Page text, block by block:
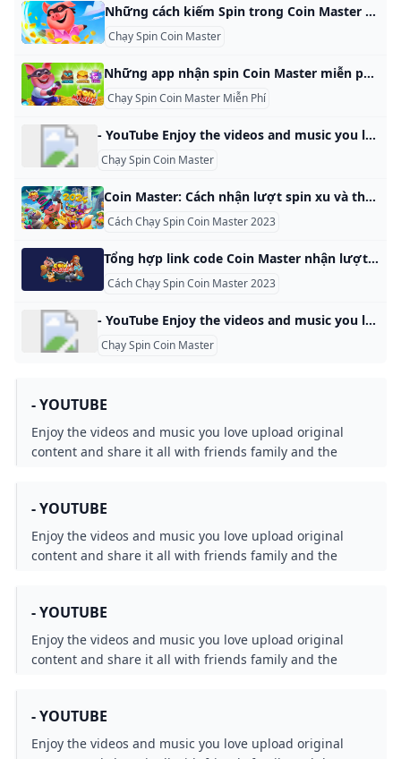
Những cách kiếm Spin trong Coin Master Cách kiếm Spin trong Coin Master không thiếu, chủ yếu là bạn phải chăm chỉ mới có cơ hội nhận được hàng loạ
Chạy Spin Coin Master
Những app nhận spin Coin Master miễn phí Với những ứng dụng nhận spin miễn phí mà chúng tôi giới thiệu, bạn sẽ không còn phải lo lắng về việc thiếu lượt quay khi chơi Coin Master. Trong trò chơi Coin Master, “nhận spin free” là một tính năng cho phép người chơi nhận thêm các lượt quay (spins) mà không cần phải trả phí. Các lượt quay này được sử dụng để quay một chiếc máy slot trong game, giúp người chơi có cơ hội kiếm được tiền, tấn công các làng của người chơi khác, bảo vệ làng của mình hoặc có được các món quà khác.
Chạy Spin Coin Master Miễn Phí
- YouTube Enjoy the videos and music you love, upload original content, and share it all with friends, family, and the world on YouTube.
Chạy Spin Coin Master
Coin Master: Cách nhận lượt spin xu và thẻ bài miễn phí - Download.com.vn Coin Master: Cách nhận lượt spin, xu và thẻ bài miễn phí, Hướng dẫn cách nhận spin Coin Master, cùng với các link spin Coin Master miễn phí, code Coin Master hôm Link nhận free spin Coin Master tháng 10/2024 45 Đánh giá Coin Masterlà trò chơi hot nhất hiện nay, thu hút bởi lối chơi tấn công và cướp bóc đầy thú vị. Người chơi sẽ cùng bạn bè Facebook và hàng triệu game thủ trên toàn thế giới quay vòng quay, tấn công và cướp bóc để xây dựng ngôi làng thịnh vượng, hùng mạnh nhất.
Cách Chạy Spin Coin Master 2023
Tổng hợp link code Coin Master nhận lượt spin miễn phí 10/2024 Toàn bộ các link code Coin Master free cập nhật trong bài viết này sẽ giúp bạn nhanh chóng tận hưởng những lượt quay miễn phí qua mỗi ngày. Về cơ bản, Coin Master là một trò chơi di động phổ biến phát triển bởi Moon Active. Trò chơi này kết hợp các yếu tố của xây dựng làng, quay may mắn (spin), và chiến lược để kiếm được các mục tiêu và tiến trình trong trò chơi.
Cách Chạy Spin Coin Master 2023
- YouTube Enjoy the videos and music you love, upload original content, and share it all with friends, family, and the world on YouTube.
Chạy Spin Coin Master
- YOUTUBE
Enjoy the videos and music you love upload original
content and share it all with friends family and the
- YOUTUBE
Enjoy the videos and music you love upload original
content and share it all with friends family and the
- YOUTUBE
Enjoy the videos and music you love upload original
content and share it all with friends family and the
- YOUTUBE
Enjoy the videos and music you love upload original